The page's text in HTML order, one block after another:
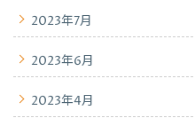
2023年7月
2023年6月
2023年4月